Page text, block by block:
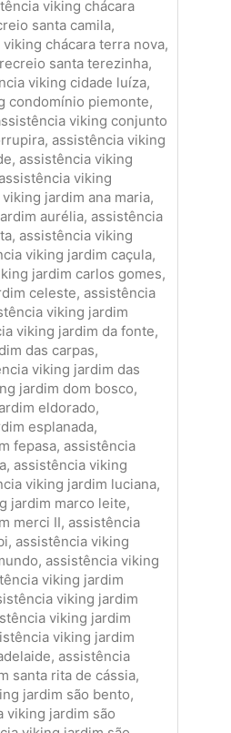
viking chácara
santa camila,
chácara terra nova,
santa terezinha,
viking cidade luíza,
condomínio piemonte,
viking conjunto
, assistência viking
, assistência viking
assistência viking
jardim ana maria,
aurélia, assistência
, assistência viking
viking jardim caçula,
jardim carlos gomes,
celeste, assistência
viking jardim
viking jardim da fonte,
das carpas,
viking jardim das
jardim dom bosco,
eldorado,
esplanada,
fepasa, assistência
, assistência viking
viking jardim luciana,
jardim marco leite,
merci II, assistência
, assistência viking
, assistência viking
viking jardim
viking jardim
viking jardim
viking jardim
, assistência
santa rita de cássia,
jardim são bento,
viking jardim são